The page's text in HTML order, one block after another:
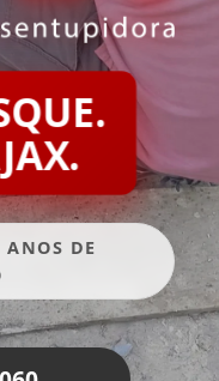
DE